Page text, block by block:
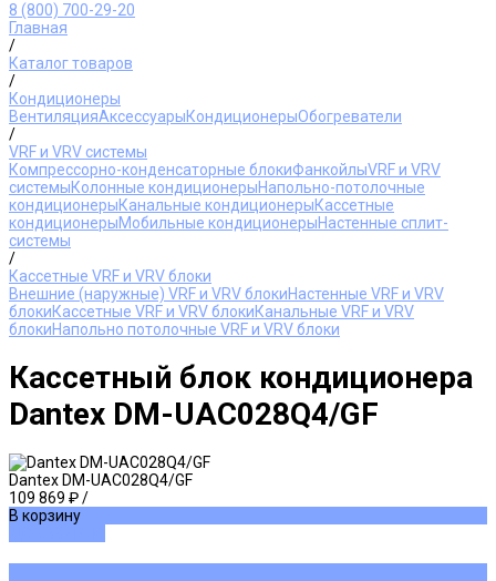
8 (800) 700-29-20
Главная
/
Каталог товаров
/
Кондиционеры
ВентиляцияАксессуарыКондиционерыОбогреватели
/
VRF и VRV системы
Компрессорно-конденсаторные блокиФанкойлыVRF и VRV
системыКолонные кондиционерыНапольно-потолочные
кондиционерыКанальные кондиционерыКассетные
кондиционерыМобильные кондиционерыНастенные сплит-
системы
/
Кассетные VRF и VRV блоки
Внешние (наружные) VRF и VRV блокиНастенные VRF и VRV
блокиКассетные VRF и VRV блокиКанальные VRF и VRV
блокиНапольно потолочные VRF и VRV блоки
Кассетный блок кондиционера
Dantex DM-UAC028Q4/GF
Dantex DM-UAC028Q4/GF
109 869 ₽/
В корзину